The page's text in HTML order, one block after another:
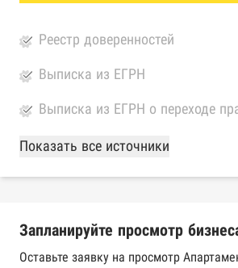
Реестр доверенностей
Выписка из ЕГРН
Выписка из ЕГРН о переходе
База Росстата
Реестры ЕГРЮЛ и ЕГРИП
Реестр государственных
Федерального казначейства
Показать все источники
Запланируйте просмотр
Оставьте заявку на просмотр